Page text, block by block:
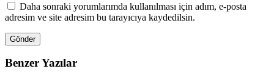
Daha sonraki yorumlarımda kullanılması için adım, e-posta
adresim ve site adresim bu tarayıcıya kaydedilsin.
Gönder
Benzer Yazılar